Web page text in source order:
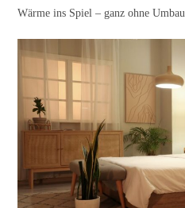
Wärme ins Spiel – ganz ohne Umbau.